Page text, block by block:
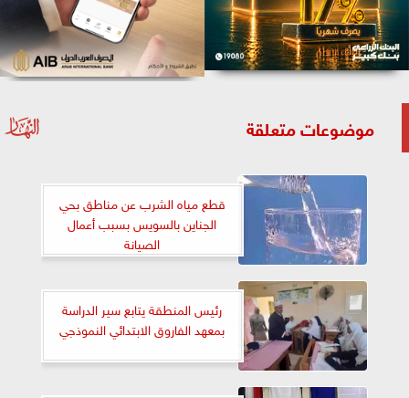
موضوعات متعلقة
قطع مياه الشرب عن مناطق بحي
الجناين بالسويس بسبب أعمال
الصيانة
رئيس المنطقة يتابع سير الدراسة
بمعهد الفاروق الابتدائي النموذجي